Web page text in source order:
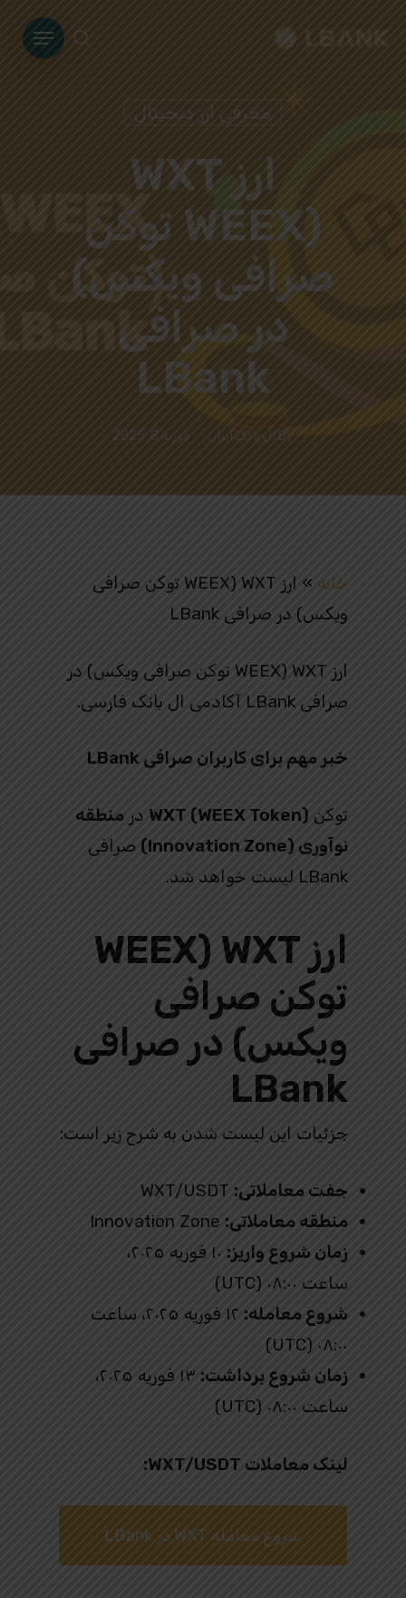
Menu
معرفی ارز دیجیتال
ارز WXT
(WEEX توکن
صرافی ویکس)
در صرافی
LBank
By ال بانک ایران فوریه 8, 2025
خانه »
ارز WXT (WEEX توکن صرافی
ویکس) در صرافی LBank
ارز WXT (WEEX توکن صرافی ویکس) در
صرافی LBank آکادمی ال بانک فارسی.
خبر مهم برای کاربران صرافی LBank
توکن WXT (WEEX Token) در منطقه
نوآوری (Innovation Zone)
صرافی
LBank لیست خواهد شد.
ارز WXT (WEEX
توکن صرافی
ویکس) در صرافی
LBank
جزئیات این لیست شدن به شرح زیر است:
جفت معاملاتی:
منطقه معاملاتی:
زمان شروع واریز:
۱۰ فوریه ۲۰۲۵،
ساعت ۰۸:۰۰ (UTC)
شروع معامله:
۱۲ فوریه ۲۰۲۵، ساعت
۰۸:۰۰ (UTC)
زمان شروع برداشت:
۱۳ فوریه ۲۰۲۵،
ساعت ۰۸:۰۰ (UTC)
لینک معاملات WXT/USDT:
شروع معامله WXT در LBank